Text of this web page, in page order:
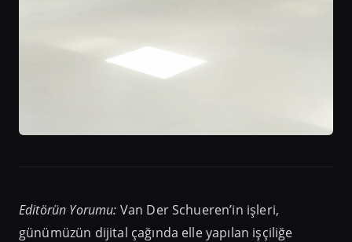
Editörün Yorumu: Van Der Schueren’in işleri,
günümüzün dijital çağında elle yapılan işçiliğe